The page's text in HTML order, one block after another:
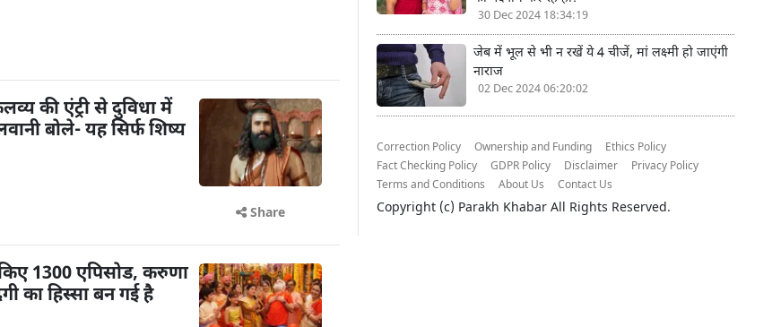
की एंट्री से दुविधा में
बोले- यह सिर्फ शिष्य
Share
किए 1300 एपिसोड, करुणा
का हिस्सा बन गई है
30 Dec 2024 18:34:19
जेब में भूल से भी न रखें ये 4 चीजें, मां लक्ष्मी हो जाएंगी
नाराज
02 Dec 2024 06:20:02
Correction Policy Ownership and Funding
Ethics Policy
Fact Checking Policy
GDPR Policy Disclaimer
Privacy Policy
Terms and Conditions
About Us Contact Us
Copyright (c) Parakh Khabar All Rights Reserved.